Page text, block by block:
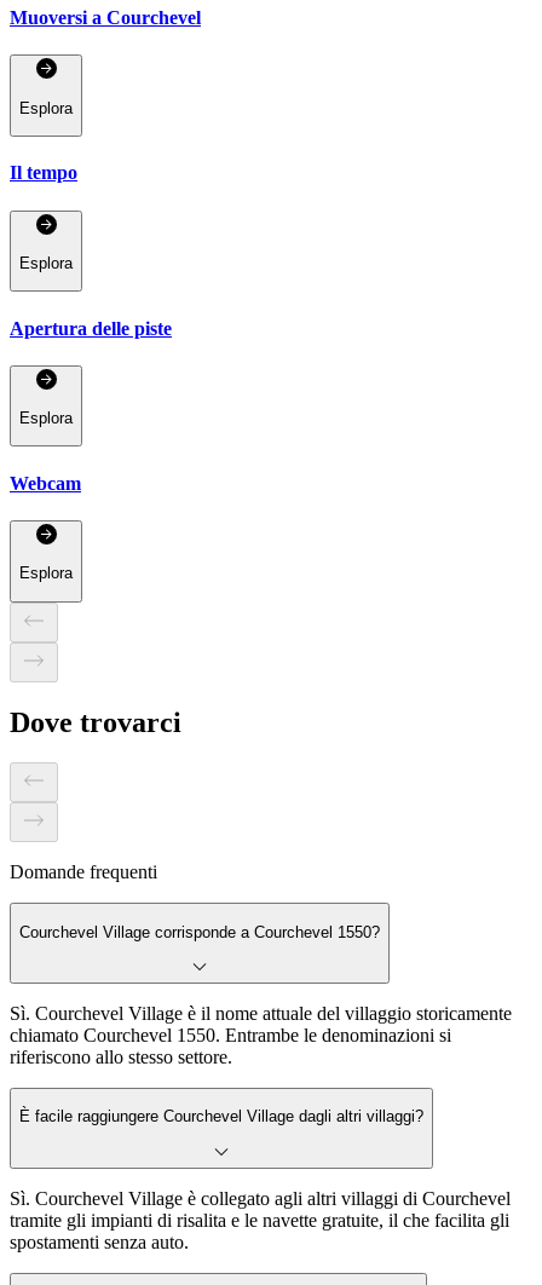
Muoversi a Courchevel
Esplora
Il tempo
Esplora
Apertura delle piste
Esplora
Webcam
Esplora
Dove trovarci
Domande frequenti
Courchevel Village corrisponde a Courchevel 1550?
Sì. Courchevel Village è il nome attuale del villaggio storicamente
chiamato Courchevel 1550. Entrambe le denominazioni si
riferiscono allo stesso settore.
È facile raggiungere Courchevel Village dagli altri villaggi?
Sì. Courchevel Village è collegato agli altri villaggi di Courchevel
tramite gli impianti di risalita e le navette gratuite, il che facilita gli
spostamenti senza auto.